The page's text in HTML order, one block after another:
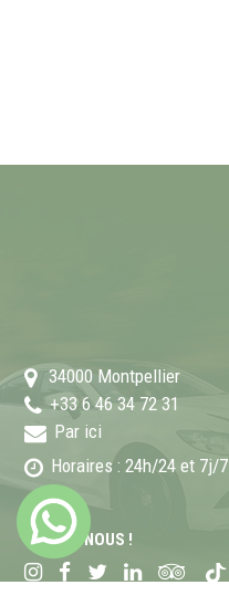
34000 Montpellier
+33 6 46 34 72 31
Par ici
Horaires : 24h/24 et 7j/7
SUIVEZ-NOUS !